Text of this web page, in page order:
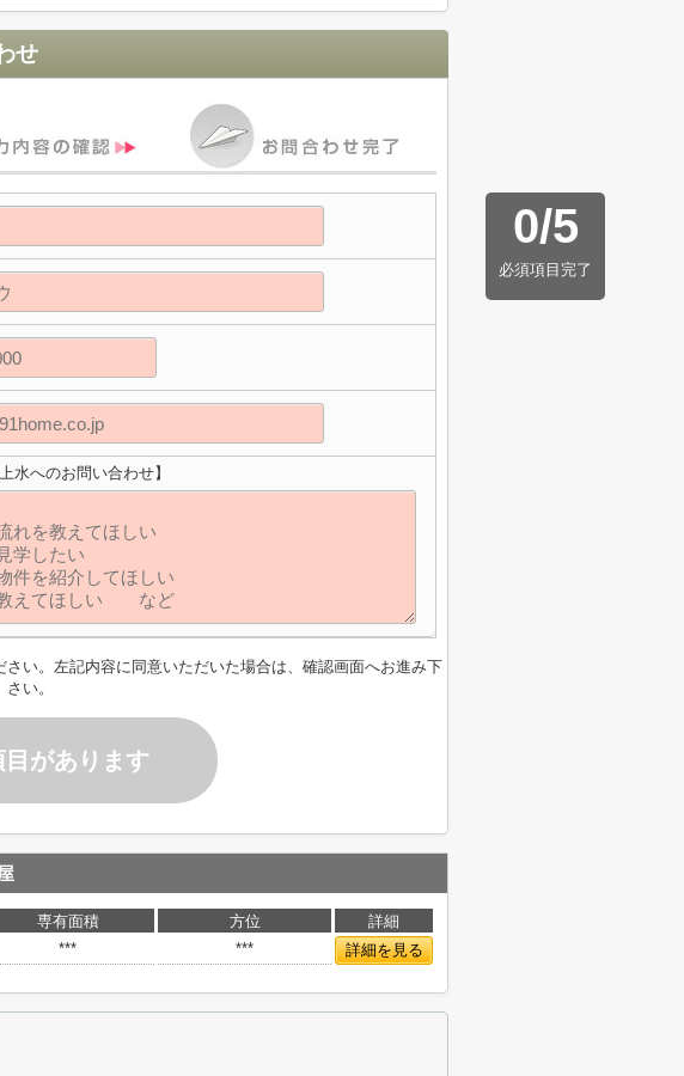
せ
0/5
必須項目完了
水へのお問い合わせ】
さい。左記内容に同意いただいた場合は、確認画面へお進み下
さい。
目があります
専有面積 方位
詳細
*** *** 詳細を見る